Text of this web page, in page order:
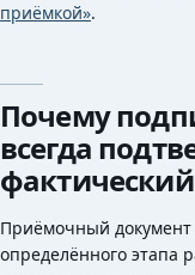
приёмкой».
Почему
всегда
фактический
Приёмочный
определённого этапа